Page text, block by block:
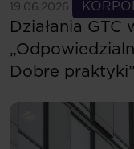
19.06.2026
Działania GTC
Dobre praktyki”
Zobacz więcej